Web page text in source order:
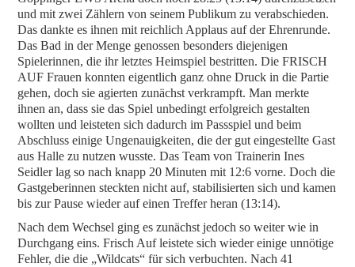
und mit zwei Zählern von seinem Publikum zu verabschieden.
Das dankte es ihnen mit reichlich Applaus auf der Ehrenrunde.
Das Bad in der Menge genossen besonders diejenigen
Spielerinnen, die ihr letztes Heimspiel bestritten. Die FRISCH
AUF Frauen konnten eigentlich ganz ohne Druck in die Partie
gehen, doch sie agierten zunächst verkrampft. Man merkte
ihnen an, dass sie das Spiel unbedingt erfolgreich gestalten
wollten und leisteten sich dadurch im Passspiel und beim
Abschluss einige Ungenauigkeiten, die der gut eingestellte Gast
aus Halle zu nutzen wusste. Das Team von Trainerin Ines
Seidler lag so nach knapp 20 Minuten mit 12:6 vorne. Doch die
Gastgeberinnen steckten nicht auf, stabilisierten sich und kamen
bis zur Pause wieder auf einen Treffer heran (13:14).
Nach dem Wechsel ging es zunächst jedoch so weiter wie in
Durchgang eins. Frisch Auf leistete sich wieder einige unnötige
Fehler, die die „Wildcats“ für sich verbuchten. Nach 41